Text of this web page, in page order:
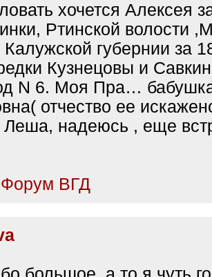
хочется Алексея
Ртинской волости
Калужской губернии за
Кузнецовы и
N 6. Моя Пра…
отчество ее
Леша, надеюсь , еще
Форум ВГД